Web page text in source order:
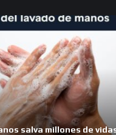
salva millones de